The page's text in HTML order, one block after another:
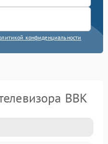
конфиденциальности
BBK